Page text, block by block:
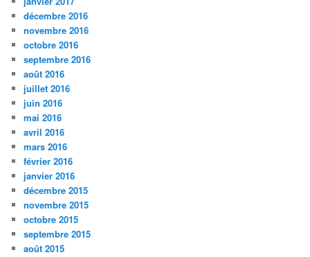
décembre 2016
novembre 2016
octobre 2016
septembre 2016
août 2016
juillet 2016
juin 2016
mai 2016
avril 2016
mars 2016
février 2016
janvier 2016
décembre 2015
novembre 2015
octobre 2015
septembre 2015
août 2015